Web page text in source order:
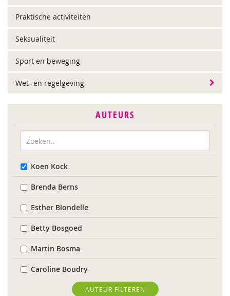
Praktische activiteiten
Seksualiteit
Sport en beweging
Wet- en regelgeving
AUTEURS
Koen Kock
Brenda Berns
Esther Blondelle
Betty Bosgoed
Martin Bosma
Caroline Boudry
Karin Brandt AUTEUR FILTEREN